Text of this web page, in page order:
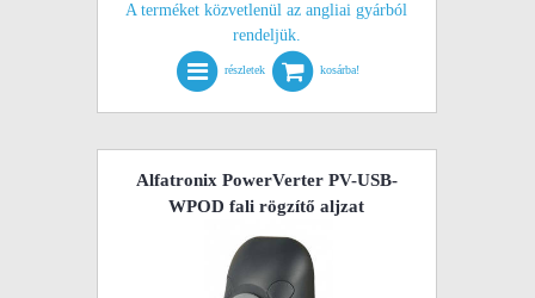
A terméket közvetlenül az angliai gyárból
rendeljük.
részletek kosárba!
Alfatronix PowerVerter PV-USB-
WPOD fali rögzítő aljzat